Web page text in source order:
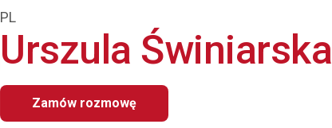
PL
Urszula Świniarska
Zamów rozmowę